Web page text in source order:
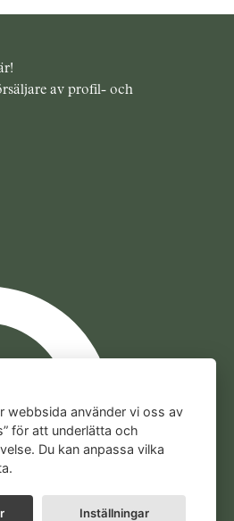
av profil- och
webbsida använder vi oss av
för att underlätta och
Du kan anpassa vilka
Inställningar